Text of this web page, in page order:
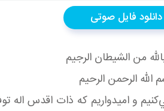
دانلود فایل صوتی
من الشيطان الرجيم
الله الرحمن الرحيم
و اميدواريم که ذات اقدس اله